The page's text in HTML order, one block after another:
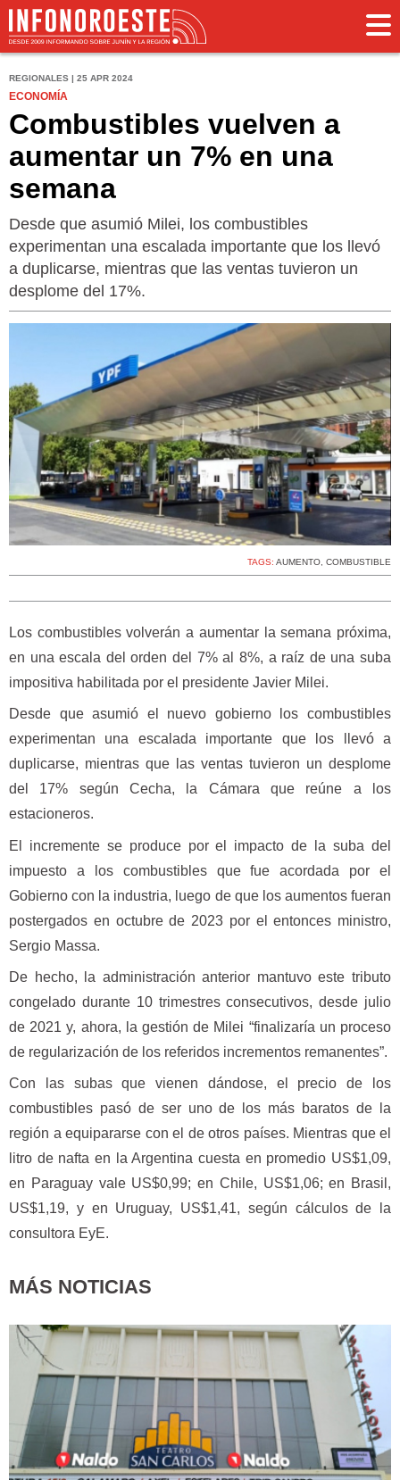
REGIONALES | 25 APR 2024
ECONOMÍA
Combustibles vuelven a
aumentar un 7% en una
semana
Desde que asumió Milei, los combustibles
experimentan una escalada importante que los llevó
a duplicarse, mientras que las ventas tuvieron un
desplome del 17%.
TAGS: AUMENTO, COMBUSTIBLE
Los combustibles volverán a aumentar la semana próxima,
en una escala del orden del 7% al 8%, a raíz de una suba
impositiva habilitada por el presidente Javier Milei.
Desde que asumió el nuevo gobierno los combustibles
experimentan una escalada importante que los llevó a
duplicarse, mientras que las ventas tuvieron un desplome
del 17% según Cecha, la Cámara que reúne a los
estacioneros.
El incremente se produce por el impacto de la suba del
impuesto a los combustibles que fue acordada por el
Gobierno con la industria, luego de que los aumentos fueran
postergados en octubre de 2023 por el entonces ministro,
Sergio Massa.
De hecho, la administración anterior mantuvo este tributo
congelado durante 10 trimestres consecutivos, desde julio
de 2021 y, ahora, la gestión de Milei “finalizaría un proceso
de regularización de los referidos incrementos remanentes”.
Con las subas que vienen dándose, el precio de los
combustibles pasó de ser uno de los más baratos de la
región a equipararse con el de otros países. Mientras que el
litro de nafta en la Argentina cuesta en promedio US$1,09,
en Paraguay vale US$0,99; en Chile, US$1,06; en Brasil,
US$1,19, y en Uruguay, US$1,41, según cálculos de la
consultora EyE.
MÁS NOTICIAS